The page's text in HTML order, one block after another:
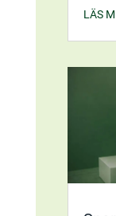
LÄS